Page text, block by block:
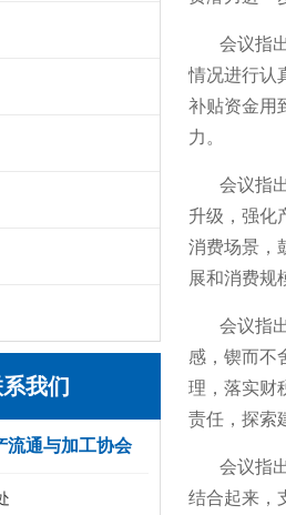
我们
流通与加工协会
会议指
情况进行认
补贴资金用
力。
会议指
升级，强化
消费场景，
展和消费规
会议指
感，锲而不
理，落实财
责任，探索
会议指
结合起来，